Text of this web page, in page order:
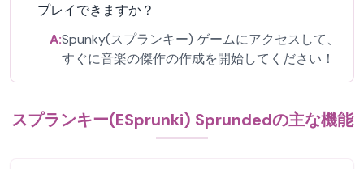
プレイできますか？
A:Spunky(スプランキー) ゲームにアクセスして、
すぐに音楽の傑作の作成を開始してください！
スプランキー(ESprunki) Sprundedの主な機能